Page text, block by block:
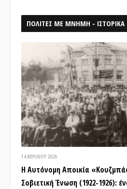
ΠΟΛΙΤΕΣ ΜΕ ΜΝΗΜΗ - ΙΣΤΟΡΙΚΑ
14 ΑΠΡΙΛΊΟΥ 2026
Η Αυτόνομη Αποικία
Σοβιετική Ένωση (1922-1926):